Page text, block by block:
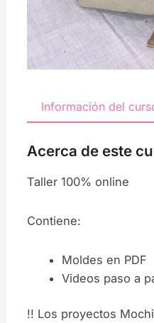
Información del
Acerca de este
Taller 100% online
Contiene:
Moldes en PDF
Videos paso a
!! Los proyectos